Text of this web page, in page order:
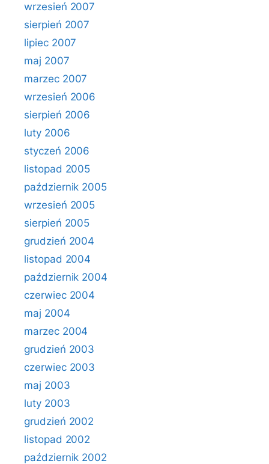
wrzesień 2007
sierpień 2007
lipiec 2007
maj 2007
marzec 2007
wrzesień 2006
sierpień 2006
luty 2006
styczeń 2006
listopad 2005
październik 2005
wrzesień 2005
sierpień 2005
grudzień 2004
listopad 2004
październik 2004
czerwiec 2004
maj 2004
marzec 2004
grudzień 2003
czerwiec 2003
maj 2003
luty 2003
grudzień 2002
listopad 2002
październik 2002